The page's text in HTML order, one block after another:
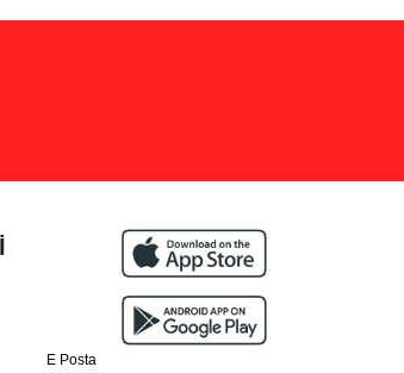
E Posta